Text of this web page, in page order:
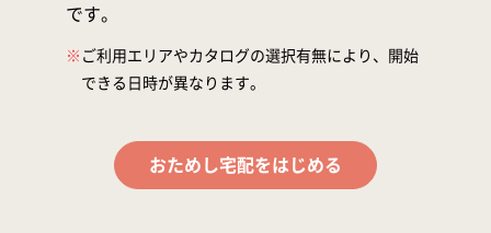
です。
※ ご利用エリアやカタログの選択有無により、開始
できる日時が異なります。
おためし宅配をはじめる